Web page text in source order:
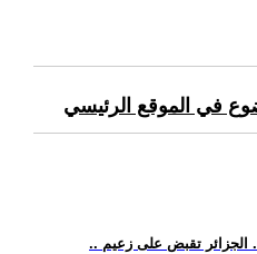
في الموقع الرئيسي
الجزائر تقبض على زعيم